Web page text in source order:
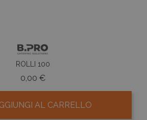
ROLLI 100
0,00 €Prezzo
AL CARRELLO